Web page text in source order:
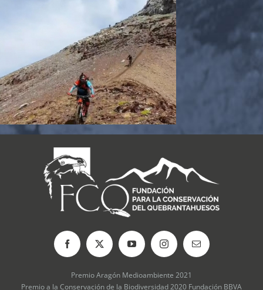
Premio Aragón Medioambiente 2021
Premio a la Conservación de la Biodiversidad 2020 Fundación BBVA